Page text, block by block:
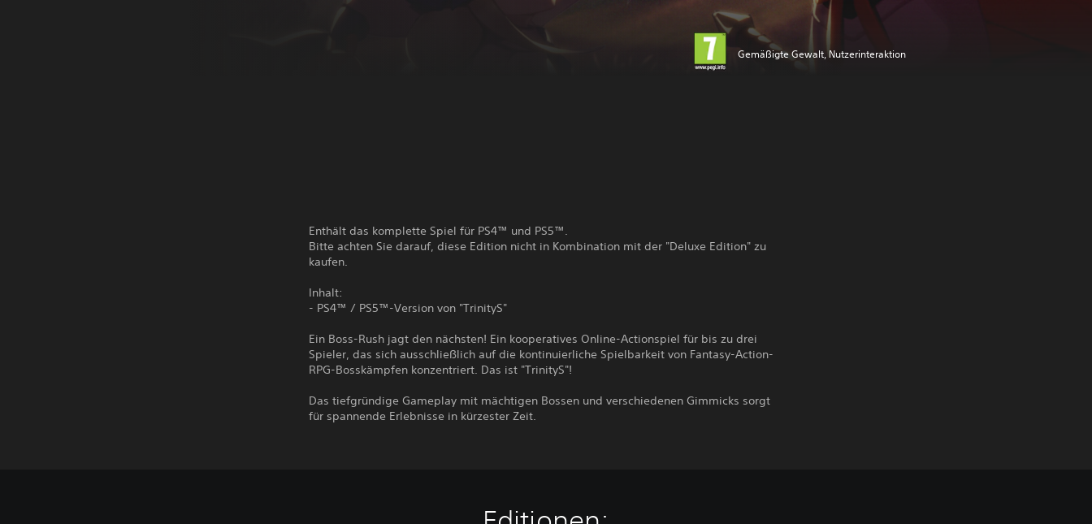
Gemäßigte Gewalt, Nutzerinteraktion
Enthält das komplette Spiel für PS4™ und PS5™.
Bitte achten Sie darauf, diese Edition nicht in Kombination mit der "Deluxe Edition" zu
kaufen.
Inhalt:
- PS4™ / PS5™-Version von "TrinityS"
Ein Boss-Rush jagt den nächsten! Ein kooperatives Online-Actionspiel für bis zu drei
Spieler, das sich ausschließlich auf die kontinuierliche Spielbarkeit von Fantasy-Action-
RPG-Bosskämpfen konzentriert. Das ist "TrinityS"!
Das tiefgründige Gameplay mit mächtigen Bossen und verschiedenen Gimmicks sorgt
für spannende Erlebnisse in kürzester Zeit.